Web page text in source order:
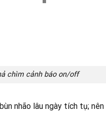
chìm cảnh báo on/off
nhão lâu ngày tích tụ;